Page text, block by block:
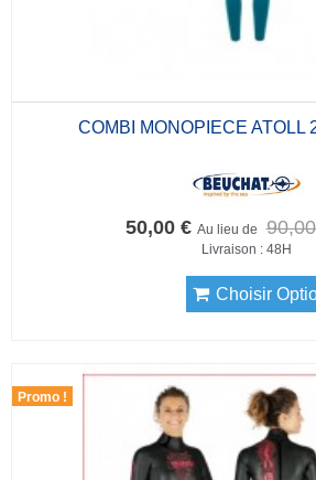
COMBI MONOPIECE ATOLL
50,00 € Au lieu de
Livraison : 48H
Choisir
Promo !